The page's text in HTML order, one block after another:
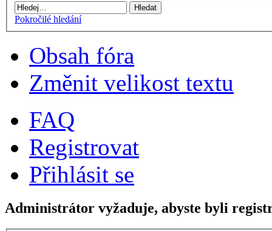
Pokročilé hledání
Obsah fóra
Změnit velikost textu
FAQ
Registrovat
Přihlásit se
Administrátor vyžaduje, abyste byli